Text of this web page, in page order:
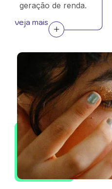
geração de renda.
veja mais